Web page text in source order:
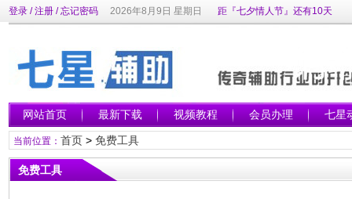
登录/注册/忘记密码 2026年8月9日 星期日 距『七夕情人节』还有10天
网站首页 最新下载 视频教程 会员办理 七星
当前位置： 首页> 免费工具
免费工具